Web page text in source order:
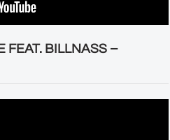
FEAT. BILLNASS –